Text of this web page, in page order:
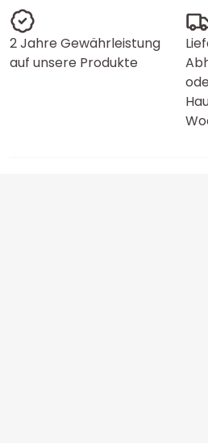
2 Jahre Gewährleistung
auf unsere Produkte